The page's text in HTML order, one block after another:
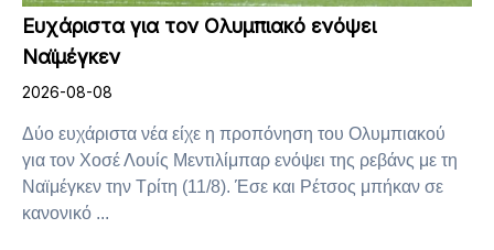
Ευχάριστα για τον Ολυμπιακό ενόψει
Ναϊμέγκεν
2026-08-08
Δύο ευχάριστα νέα είχε η προπόνηση του Ολυμπιακού
για τον Χοσέ Λουίς Μεντιλίμπαρ ενόψει της ρεβάνς με τη
Ναϊμέγκεν την Τρίτη (11/8). Έσε και Ρέτσος μπήκαν σε
κανονικό ...